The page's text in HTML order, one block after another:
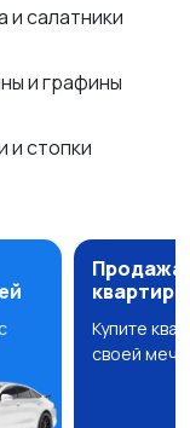
и салатники
и графины
и стопки
Продажа
квартир
Купите
своей